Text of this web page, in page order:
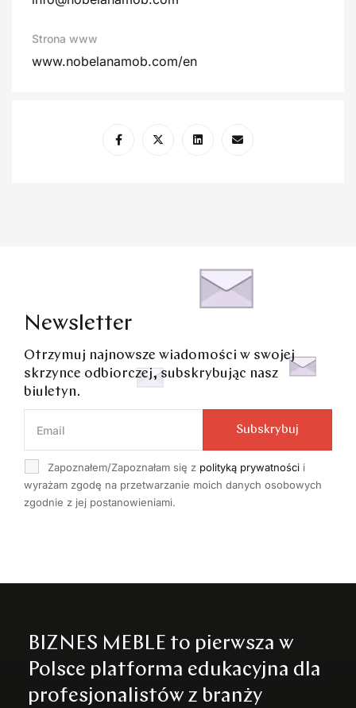
Strona www
www.nobelanamob.com/en
Newsletter
Otrzymuj najnowsze wiadomości w swojej
skrzynce odbiorczej, subskrybując nasz
biuletyn.
Zapoznałem/Zapoznałam się z polityką prywatności i
wyrażam zgodę na przetwarzanie moich danych osobowych
zgodnie z jej postanowieniami.
Subskrybuj
BIZNES MEBLE to pierwsza w
Polsce platforma edukacyjna dla
profesjonalistów z branży